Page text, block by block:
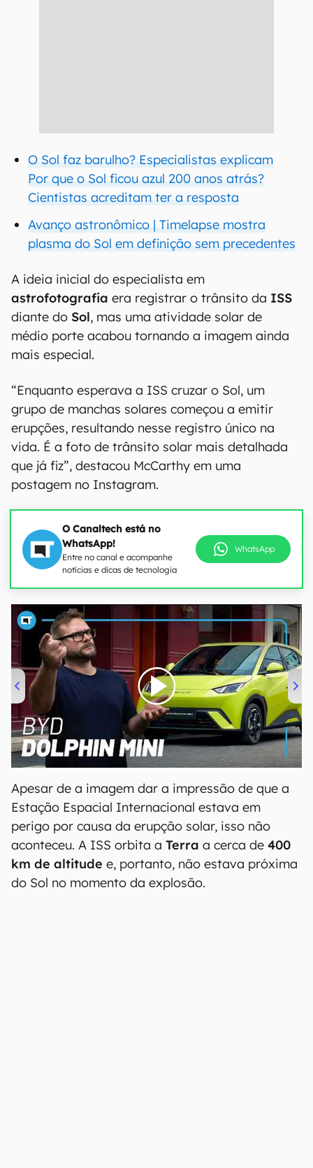
O Sol faz barulho? Especialistas explicam
Por que o Sol ficou azul 200 anos atrás?
Cientistas acreditam ter a resposta
Avanço astronômico | Timelapse mostra
plasma do Sol em definição sem precedentes
A ideia inicial do especialista em
astrofotografia era registrar o trânsito da ISS
diante do Sol, mas uma atividade solar de
médio porte acabou tornando a imagem ainda
mais especial.
“Enquanto esperava a ISS cruzar o Sol, um
grupo de manchas solares começou a emitir
erupções, resultando nesse registro único na
vida. É a foto de trânsito solar mais detalhada
que já fiz”, destacou McCarthy em uma
postagem no Instagram.
O Canaltech está no
WhatsApp!
Entre no canal e acompanhe
notícias e dicas de tecnologia
WhatsApp
00:00/04:07
Apesar de a imagem dar a impressão de que a
Estação Espacial Internacional estava em
perigo por causa da erupção solar, isso não
aconteceu. A ISS orbita a Terra a cerca de 400
km de altitude e, portanto, não estava próxima
do Sol no momento da explosão.